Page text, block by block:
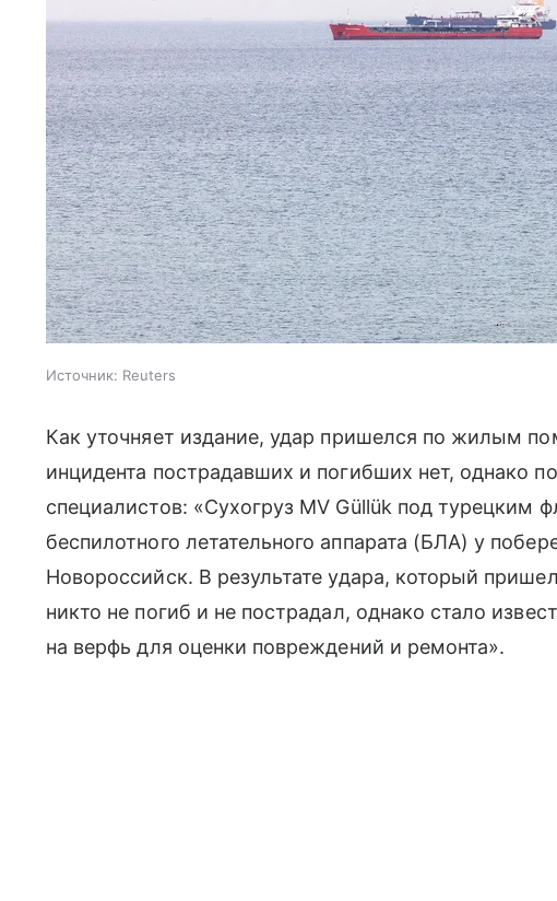
Источник: Reuters
Как уточняет издание, удар пришелся по жилым
инцидента пострадавших и погибших нет, однако
специалистов: «Сухогруз MV Güllük под турецким
беспилотного летательного аппарата (БЛА) у
Новороссийск. В результате удара, который
никто не погиб и не пострадал, однако стало
на верфь для оценки повреждений и ремонта».